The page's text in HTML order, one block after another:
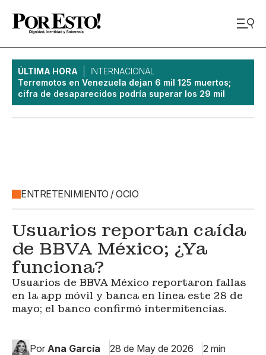
ÚLTIMA HORA
INTERNACIONAL
Terremotos en Venezuela dejan 6 mil 125 muertos;
cifra de desaparecidos podría superar los 29 mil
ENTRETENIMIENTO / OCIO
Usuarios reportan caída
de BBVA México; ¿Ya
funciona?
Usuarios de BBVA México reportaron fallas
en la app móvil y banca en línea este 28 de
mayo; el banco confirmó intermitencias.
Por Ana García 28 de May de 2026 2 min